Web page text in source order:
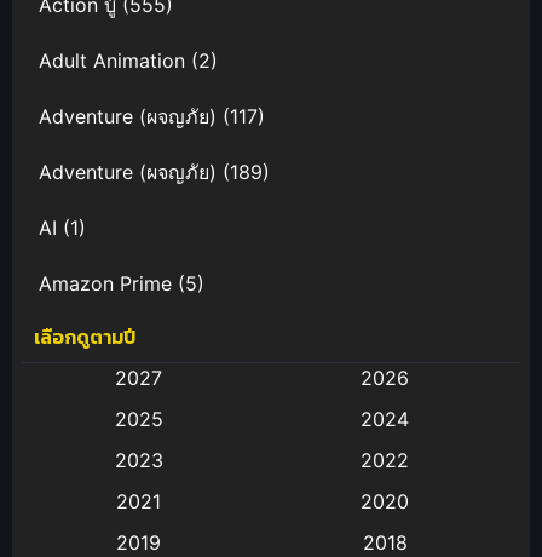
Action บู๊(555)
Adult Animation (2)
Adventure (ผจญภัย) (117)
Adventure (ผจญภัย) (189)
AI (1)
Amazon Prime (5)
Anal (ประตูหลัง)
Animation การ์ตูน
Animation อนิเมะ
เลือกดูตามปี
2027
2026
2025
2024
2023
2022
2021
2020
2019
2018